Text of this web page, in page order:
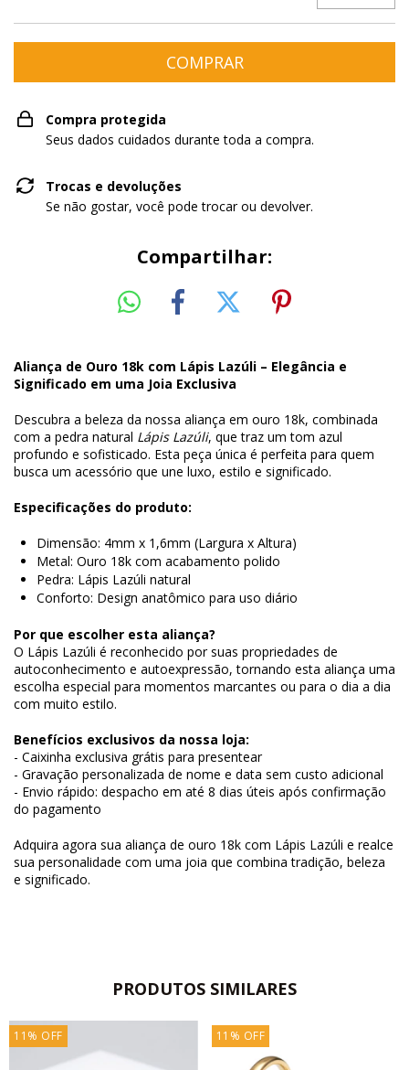
Compra protegida
Seus dados cuidados durante toda a compra.
Trocas e devoluções
Se não gostar, você pode trocar ou devolver.
Compartilhar:
Aliança de Ouro 18k com Lápis Lazúli – Elegância e
Significado em uma Joia Exclusiva
Descubra a beleza da nossa aliança em ouro 18k, combinada
com a pedra natural Lápis Lazúli, que traz um tom azul
profundo e sofisticado. Esta peça única é perfeita para quem
busca um acessório que une luxo, estilo e significado.
Especificações do produto:
Dimensão: 4mm x 1,6mm (Largura x Altura)
Metal: Ouro 18k com acabamento polido
Pedra: Lápis Lazúli natural
Conforto: Design anatômico para uso diário
Por que escolher esta aliança?
O Lápis Lazúli é reconhecido por suas propriedades de
autoconhecimento e autoexpressão, tornando esta aliança uma
escolha especial para momentos marcantes ou para o dia a dia
com muito estilo.
Benefícios exclusivos da nossa loja:
- Caixinha exclusiva grátis para presentear
- Gravação personalizada de nome e data sem custo adicional
- Envio rápido: despacho em até 8 dias úteis após confirmação
do pagamento
Adquira agora sua aliança de ouro 18k com Lápis Lazúli e realce
sua personalidade com uma joia que combina tradição, beleza
e significado.
PRODUTOS SIMILARES
11 % OFF 11 % OFF